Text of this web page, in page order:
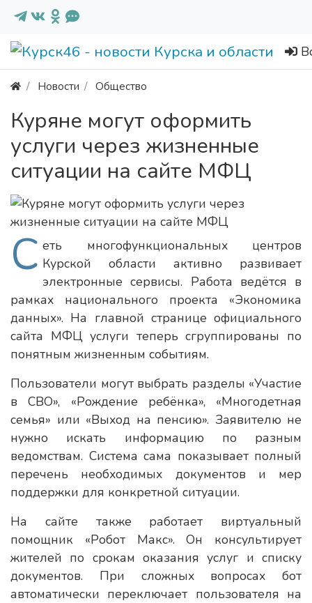
Новости Общество
Куряне могут оформить
услуги через жизненные
ситуации на сайте МФЦ
С еть многофункциональных центров
Курской области активно развивает
электронные сервисы. Работа ведётся в
рамках национального проекта «Экономика
данных». На главной странице официального
сайта МФЦ услуги теперь сгруппированы по
понятным жизненным событиям.
Пользователи могут выбрать разделы «Участие
в СВО», «Рождение ребёнка», «Многодетная
семья» или «Выход на пенсию». Заявителю не
нужно искать информацию по разным
ведомствам. Система сама показывает полный
перечень необходимых документов и мер
поддержки для конкретной ситуации.
На сайте также работает виртуальный
помощник «Робот Макс». Он консультирует
жителей по срокам оказания услуг и списку
документов. При сложных вопросах бот
автоматически переключает пользователя на